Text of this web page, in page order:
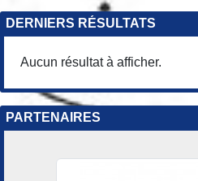
DERNIERS RÉSULTATS
Aucun résultat à afficher.
PARTENAIRES